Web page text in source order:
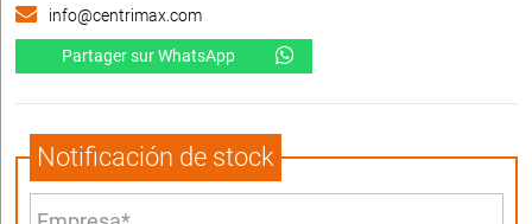
info@centrimax.com
Partager sur WhatsApp
Notificación de stock